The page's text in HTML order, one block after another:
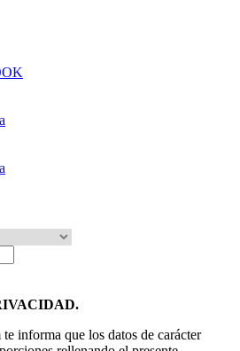
informa que los datos de carácter